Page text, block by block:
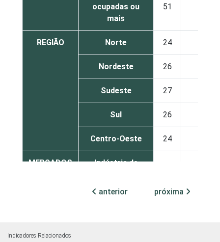
ocupadas ou
mais
51
REGIÃO Norte 24
Nordeste 26
Sudeste 27
Sul 26
Centro-Oeste 24
MERCADOS
Indústria de
anterior próxima
Indicadores Relacionados